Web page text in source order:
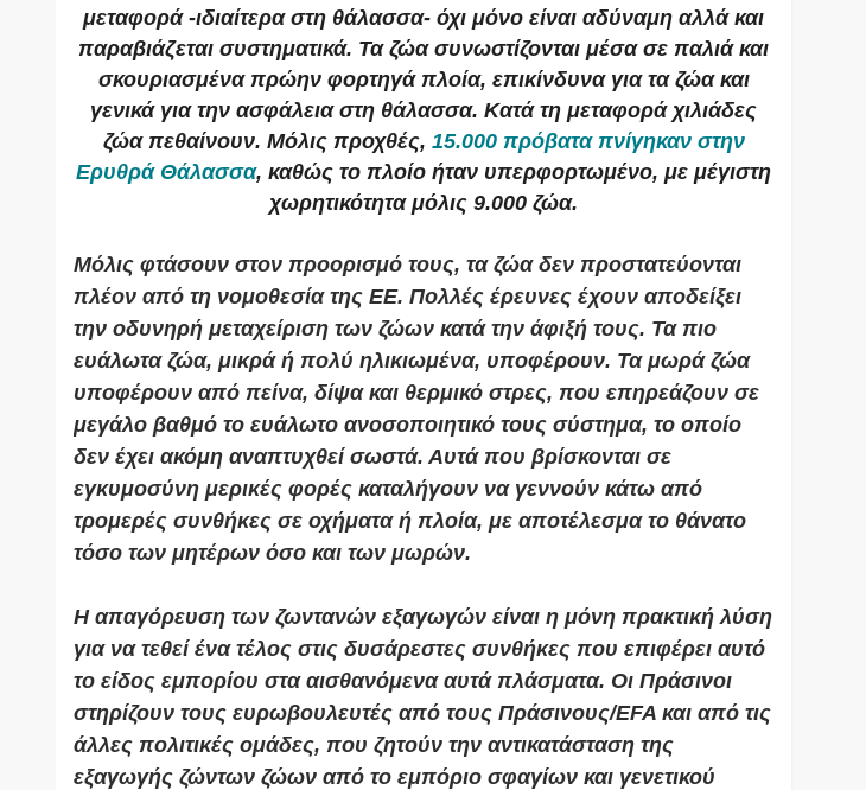
μεταφορά -ιδιαίτερα στη θάλασσα- όχι μόνο είναι αδύναμη αλλά και
παραβιάζεται συστηματικά. Τα ζώα συνωστίζονται μέσα σε παλιά και
σκουριασμένα πρώην φορτηγά πλοία, επικίνδυνα για τα ζώα και
γενικά για την ασφάλεια στη θάλασσα. Κατά τη μεταφορά χιλιάδες
ζώα πεθαίνουν. Μόλις προχθές, 15.000 πρόβατα πνίγηκαν στην
Ερυθρά Θάλασσα, καθώς το πλοίο ήταν υπερφορτωμένο, με μέγιστη
χωρητικότητα μόλις 9.000 ζώα.
Μόλις φτάσουν στον προορισμό τους, τα ζώα δεν προστατεύονται
πλέον από τη νομοθεσία της ΕΕ. ​​Πολλές έρευνες έχουν αποδείξει
την οδυνηρή μεταχείριση των ζώων κατά την άφιξή τους. Τα πιο
ευάλωτα ζώα, μικρά ή πολύ ηλικιωμένα, υποφέρουν. Τα μωρά ζώα
υποφέρουν από πείνα, δίψα και θερμικό στρες, που επηρεάζουν σε
μεγάλο βαθμό το ευάλωτο ανοσοποιητικό τους σύστημα, το οποίο
δεν έχει ακόμη αναπτυχθεί σωστά. Αυτά που βρίσκονται σε
εγκυμοσύνη μερικές φορές καταλήγουν να γεννούν κάτω από
τρομερές συνθήκες σε οχήματα ή πλοία, με αποτέλεσμα το θάνατο
τόσο των μητέρων όσο και των μωρών.
Η απαγόρευση των ζωντανών εξαγωγών είναι η μόνη πρακτική λύση
για να τεθεί ένα τέλος στις δυσάρεστες συνθήκες που επιφέρει αυτό
το είδος εμπορίου στα αισθανόμενα αυτά πλάσματα. Οι Πράσινοι
στηρίζουν τους ευρωβουλευτές από τους Πράσινους/EFA και από τις
άλλες πολιτικές ομάδες, που ζητούν την αντικατάσταση της
εξαγωγής ζώντων ζώων από το εμπόριο σφαγίων και γενετικού